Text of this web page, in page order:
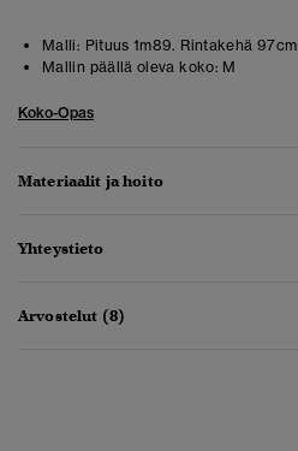
Malli: Pituus 1m89. Rintakehä 97cm
Mallin päällä oleva koko: M
Koko-Opas
Materiaalit ja hoito
Yhteystieto
Arvostelut (8)